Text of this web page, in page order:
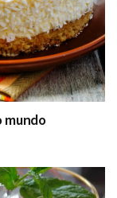
mundo